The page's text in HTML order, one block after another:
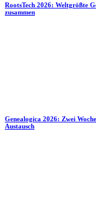
RootsTech 2026: Weltgrößte
zusammen
Genealogica 2026: Zwei
Austausch